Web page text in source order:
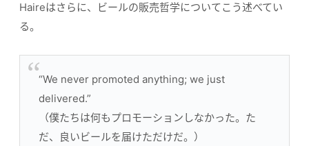
Haireはさらに、ビールの販売哲学についてこう述べてい
る。
“We never promoted anything; we just
delivered.”
（僕たちは何もプロモーションしなかった。た
だ、良いビールを届けただけだ。）